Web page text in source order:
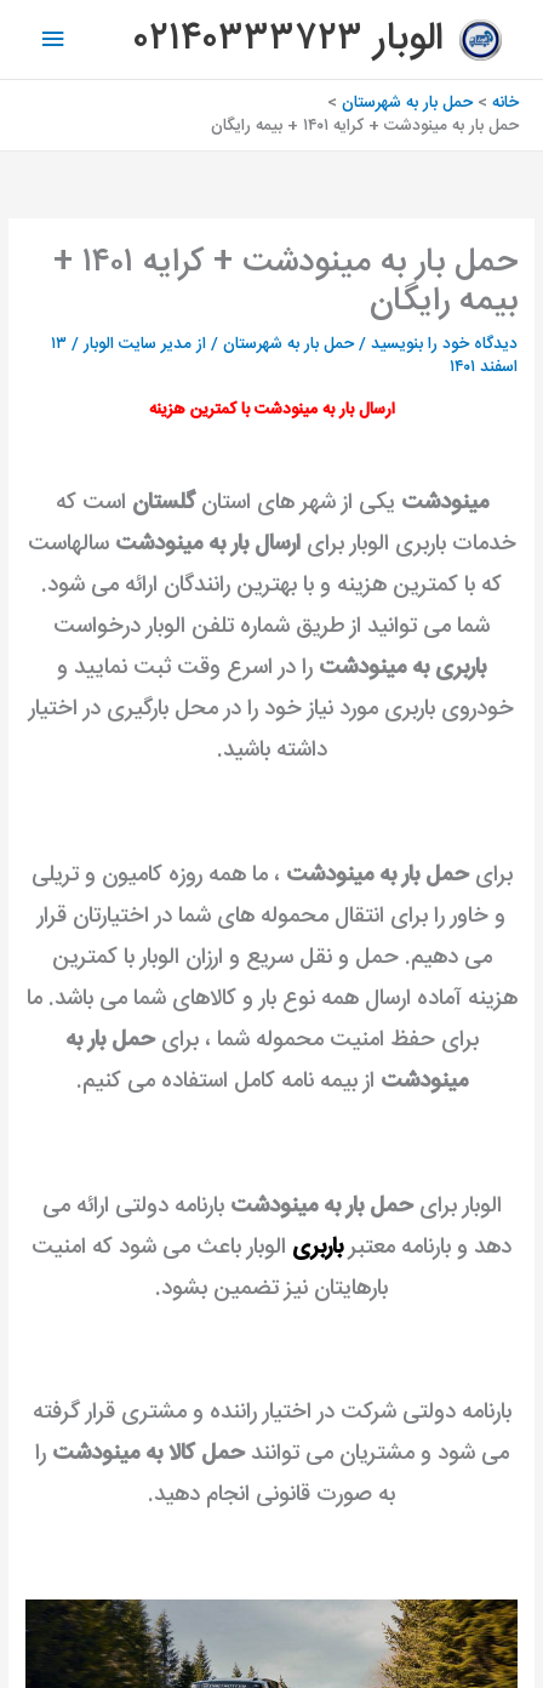
محتوا
الوبار ۰۲۱۴۰۳۳۳۷۲۳
اصلی
خانه
حمل بار به شهرستان
حمل بار به مینودشت + کرایه ۱۴۰۱ + بیمه رایگان
حمل بار به مینودشت + کرایه ۱۴۰۱ +
بیمه رایگان
دیدگاه‌ خود را بنویسید/حمل بار به شهرستان/ ازمدیر سایت الوبار/۱۳
اسفند ۱۴۰۱
ارسال بار به مینودشت با کمترین هزینه
مینودشت یکی از شهر های استانگلستان است که
خدمات باربری الوبار برایارسال بار به مینودشت سالهاست
که با کمترین هزینه و با بهترین رانندگان ارائه می شود.
شما می توانید از طریق شماره تلفن الوبار درخواست
باربری به مینودشت را در اسرع وقت ثبت نمایید و
خودروی باربری مورد نیاز خود را در محل بارگیری در اختیار
داشته باشید.
برایحمل بار به مینودشت ، ما همه روزه کامیون و تریلی
و خاور را برای انتقال محموله های شما در اختیارتان قرار
می دهیم. حمل و نقل سریع و ارزان الوبار با کمترین
هزینه آماده ارسال همه نوع بار و کالاهای شما می باشد.ما
برای حفظ امنیت محموله شما ، برایحمل بار به
مینودشت از بیمه نامه کامل استفاده می کنیم.
الوبار برایحمل بار به مینودشت بارنامه دولتی ارائه می
دهد و بارنامه معتبرباربری الوبار باعث می شود که امنیت
بارهایتان نیز تضمین بشود.
بارنامه دولتی شرکت در اختیار راننده و مشتری قرار گرفته
می شود و مشتریان می توانندحمل کالا به مینودشت را
به صورت قانونی انجام دهید.